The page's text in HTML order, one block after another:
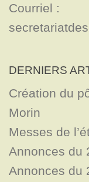
Courriel :
DERNIERS
Création du
Morin
Messes de
Annonces du
Annonces du